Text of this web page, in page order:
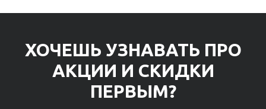
ХОЧЕШЬ УЗНАВАТЬ ПРО
АКЦИИ И СКИДКИ
ПЕРВЫМ?